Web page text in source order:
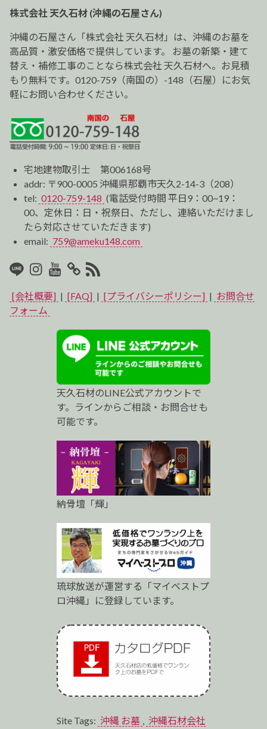
ー
シ
ョ
ン
株式会社 天久石材 (沖縄の石屋さん)
沖縄の石屋さん「株式会社 天久石材」は、沖縄のお墓を
高品質・激安価格で提供しています。 お墓の新築・建て
替え・補修工事のことなら株式会社 天久石材へ。お見積
もり無料です。0120-759（南国の）-148（石屋）にお気
軽にお問い合わせください。
宅地建物取引士 第006168号
addr: 〒900-0005 沖縄県那覇市天久2-14-3（208）
tel: 0120-759-148 (電話受付時間 平日9：00~19：
00、定休日：日・祝祭日、ただし、連絡いただけまし
たら対応させていただきます)
email: 759@ameku148.com
LINEInstagram
Youtube
マ
イ
ス
ト
ロ
RSS2
[会社概要] | [FAQ] | [プライバシーポリシー] | お問合せ
フォーム
天久石材のLINE公式アカウントで
す。ラインからご相談・お問合せも
可能です。
納骨壇「輝」
琉球放送が運営する「マイベストプ
ロ沖縄」に登録しています。
Site Tags: 沖縄 お墓 , 沖縄石材会社